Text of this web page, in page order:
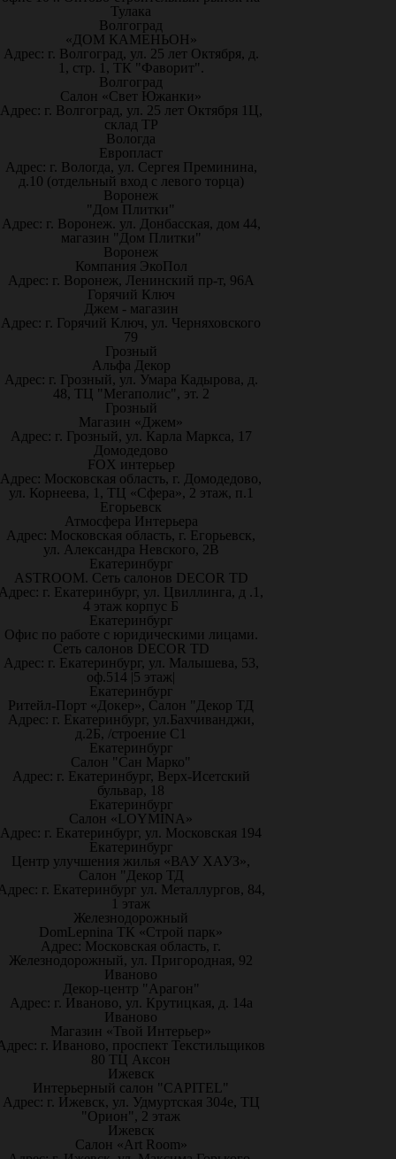
Тулака
Волгоград
«ДОМ КАМЕНЬОН»
Адрес: г. Волгоград, ул. 25 лет Октября, д.
1, стр. 1, ТК "Фаворит".
Волгоград
Салон «Свет Южанки»
Адрес: г. Волгоград, ул. 25 лет Октября 1Ц,
склад ТР
Вологда
Европласт
Адрес: г. Вологда, ул. Сергея Преминина,
д.10 (отдельный вход с левого торца)
Воронеж
"Дом Плитки"
Адрес: г. Воронеж. ул. Донбасская, дом 44,
магазин "Дом Плитки"
Воронеж
Компания ЭкоПол
Адрес: г. Воронеж, Ленинский пр-т, 96А
Горячий Ключ
Джем - магазин
Адрес: г. Горячий Ключ, ул. Черняховского
79
Грозный
Альфа Декор
Адрес: г. Грозный, ул. Умара Кадырова, д.
48, ТЦ "Мегаполис", эт. 2
Грозный
Магазин «Джем»
Адрес: г. Грозный, ул. Карла Маркса, 17
Домодедово
FOX интерьер
Адрес: Московская область, г. Домодедово,
ул. Корнеева, 1, ТЦ «Сфера», 2 этаж, п.1
Егорьевск
Атмосфера Интерьера
Адрес: Московская область, г. Егорьевск,
ул. Александра Невского, 2В
Екатеринбург
ASTROOM. Сеть салонов DECOR TD
г. Екатеринбург, ул. Цвиллинга, д .1,
4 этаж корпус Б
Екатеринбург
Офис по работе с юридическими лицами.
Сеть салонов DECOR TD
Адрес: г. Екатеринбург, ул. Малышева, 53,
оф.514 |5 этаж|
Екатеринбург
Ритейл-Порт «Докер», Салон "Декор ТД
Адрес: г. Екатеринбург, ул.Бахчиванджи,
д.2Б, /строение С1
Екатеринбург
Салон "Сан Марко"
Адрес: г. Екатеринбург, Верх-Исетский
бульвар, 18
Екатеринбург
Салон «LOYMINA»
Адрес: г. Екатеринбург, ул. Московская 194
Екатеринбург
Центр улучшения жилья «ВАУ ХАУЗ»,
Салон "Декор ТД
г. Екатеринбург ул. Металлургов, 84,
1 этаж
Железнодорожный
DomLepnina ТК «Строй парк»
Адрес: Московская область, г.
Железнодорожный, ул. Пригородная, 92
Иваново
Декор-центр "Арагон"
Адрес: г. Иваново, ул. Крутицкая, д. 14а
Иваново
Магазин «Твой Интерьер»
г. Иваново, проспект Текстильщиков
80 ТЦ Аксон
Ижевск
Интерьерный салон "CAPITEL"
Адрес: г. Ижевск, ул. Удмуртская 304е, ТЦ
"Орион", 2 этаж
Ижевск
Салон «Art Room»